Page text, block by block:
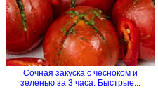
Сочная закуска с чесноком и
зеленью за 3 часа. Быстрые...